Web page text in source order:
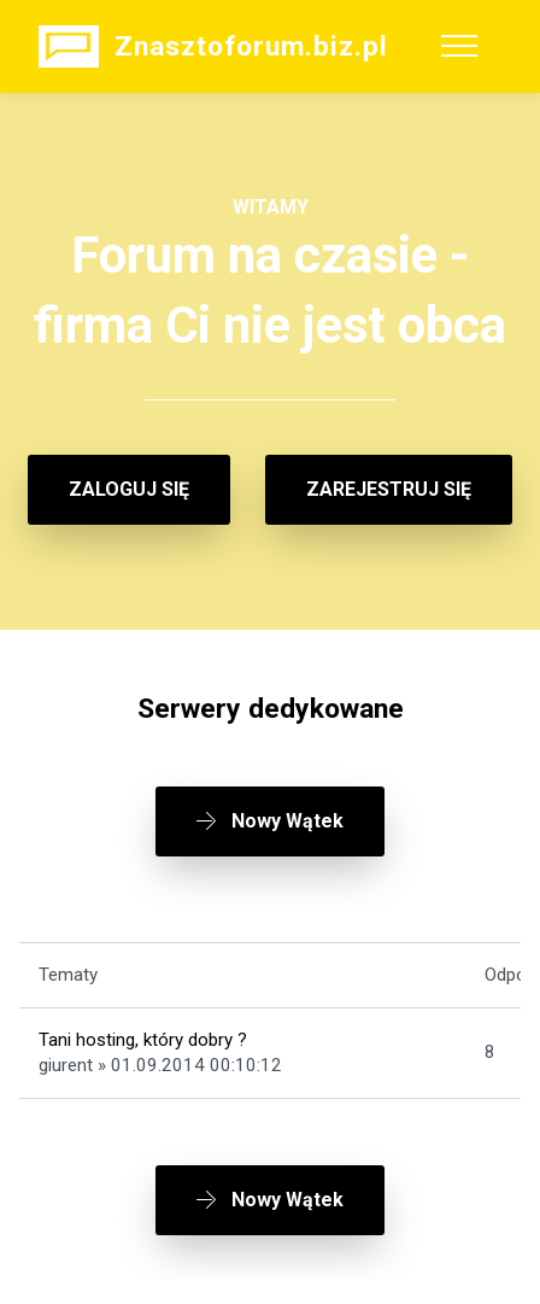
Znasztoforum.biz.pl
WITAMY
Forum na czasie -
firma Ci nie jest obca
ZALOGUJ SIĘ ZAREJESTRUJ SIĘ
Serwery dedykowane
Nowy Wątek
Tematy
Tani hosting, który dobry ?
giurent » 01.09.2014 00:10:12
8
Nowy Wątek